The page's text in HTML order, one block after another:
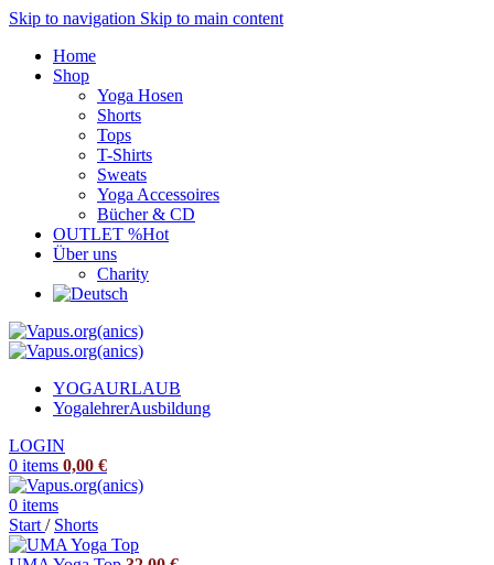
Skip to navigation Skip to main content
Home
Shop
Yoga Hosen
Shorts
Tops
T-Shirts
Sweats
Yoga Accessoires
Bücher & CD
OUTLET %Hot
Über uns
Charity
YOGAURLAUB
YogalehrerAusbildung
LOGIN
0 items 0,00 €
0 items
Start / Shorts